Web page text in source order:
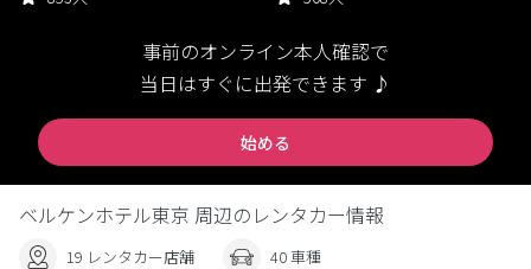
事前のオンライン本人確認で
当日はすぐに出発できます ♪
始める
ベルケンホテル東京 周辺のレンタカー情報
19 レンタカー店舗 40 車種